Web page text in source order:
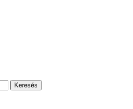
Keresés